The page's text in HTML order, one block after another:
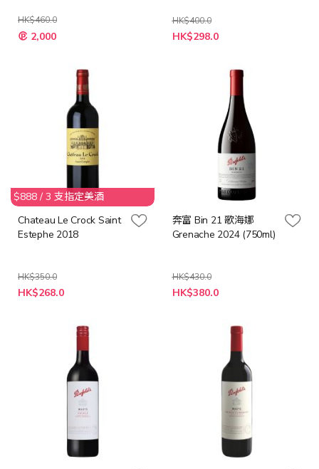
HK$460.0
特
殊 2,000
HK$400.0
特
殊
HK$298.0
$888 / 3 支指定美酒
Chateau Le Crock Saint
Estephe 2018
HK$350.0
特
殊
HK$268.0
奔富 Bin 21 歌海娜
Grenache 2024 (750ml)
HK$430.0
特
殊
HK$380.0